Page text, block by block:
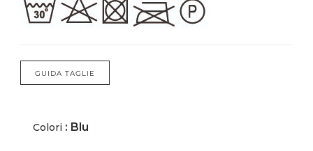
Forums
GUIDA TAGLIE
Colori : Blu